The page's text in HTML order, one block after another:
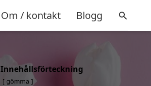
Om / kontakt Blogg
Innehållsförteckning
gömma